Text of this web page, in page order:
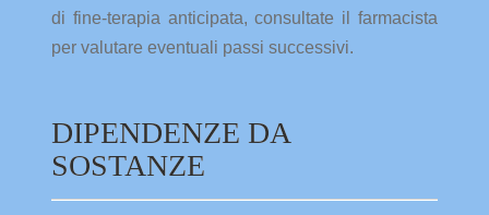
di fine-terapia anticipata, consultate il farmacista
per valutare eventuali passi successivi.
DIPENDENZE DA
SOSTANZE